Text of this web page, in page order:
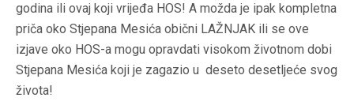
godina ili ovaj koji vrijeđa HOS! A možda je ipak kompletna
priča oko Stjepana Mesića obični LAŽNJAK ili se ove
izjave oko HOS-a mogu opravdati visokom životnom dobi
Stjepana Mesića koji je zagazio u deseto desetljeće svog
života!